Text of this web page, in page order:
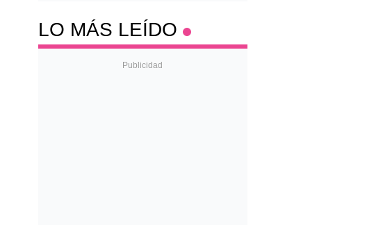
LO MÁS LEÍDO